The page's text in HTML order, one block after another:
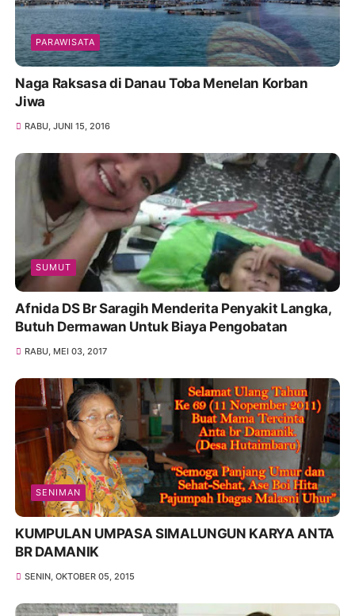
PARAWISATA
Naga Raksasa di Danau Toba Menelan Korban
Jiwa
RABU, JUNI 15, 2016
SUMUT
Afnida DS Br Saragih Menderita Penyakit Langka,
Butuh Dermawan Untuk Biaya Pengobatan
RABU, MEI 03, 2017
SENIMAN
KUMPULAN UMPASA SIMALUNGUN KARYA ANTA
BR DAMANIK
SENIN, OKTOBER 05, 2015